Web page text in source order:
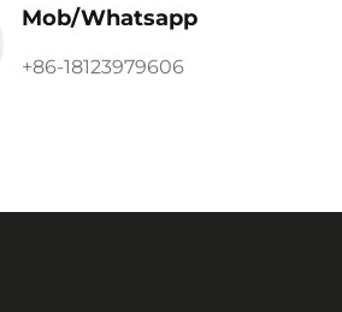
Mob/Whatsapp
+86-18123979606